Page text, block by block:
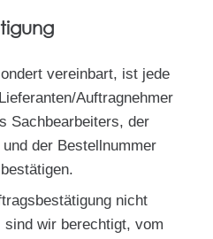
vereinbart, ist jede
Auftragnehmer
Sachbearbeiters, der
der Bestellnummer
nicht
sind wir berechtigt, vom